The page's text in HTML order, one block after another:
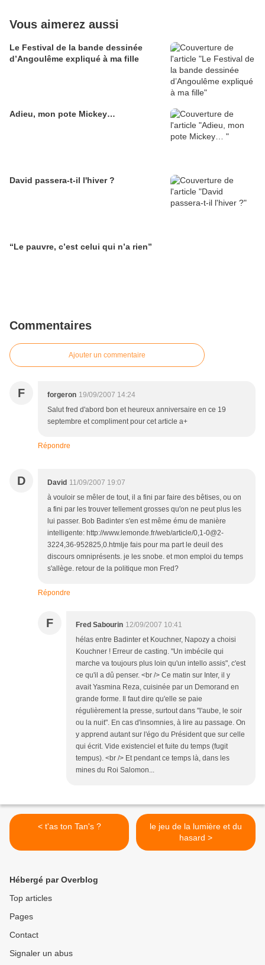
Vous aimerez aussi
Le Festival de la bande dessinée
d’Angoulême expliqué à ma fille
Adieu, mon pote Mickey…
David passera-t-il l'hiver ?
“Le pauvre, c’est celui qui n’a rien”
Commentaires
Ajouter un commentaire
F forgeron 19/09/2007 14:24
Salut fred d'abord bon et heureux anniversaire en ce 19
septembre et compliment pour cet article a+
Répondre
D David 11/09/2007 19:07
à vouloir se mêler de tout, il a fini par faire des bêtises, ou on
a fini par les trouver tellement grosses qu'on ne peut plus les
lui passer. Bob Badinter s'en est même ému de manière
intelligente: http://www.lemonde.fr/web/article/0,1-0@2-
3224,36-952825,0.htmlje fais pour ma part le deuil des
discours omniprésents. je les snobe. et mon emploi du temps
s'allège. retour de la politique mon Fred?
Répondre
F Fred Sabourin 12/09/2007 10:41
hélas entre Badinter et Kouchner, Napozy a choisi
Kouchner ! Erreur de casting. "Un imbécile qui
marche va toujours plus loin qu'un intello assis", c'est
ce qu'il a dû penser. <br /> Ce matin sur Inter, il y
avait Yasmina Reza, cuisinée par un Demorand en
grande forme. Il faut dire qu'elle se paie
régulièrement la presse, surtout dans "l'aube, le soir
ou la nuit". En cas d'insomnies, à lire au passage. On
y apprend autant sur l'égo du Président que sur celle
qui écrit. Vide existenciel et fuite du temps (fugit
tempus). <br /> Et pendant ce temps là, dans les
mines du Roi Salomon...
< t'as ton Tan's ?
le jeu de la lumière et du
hasard >
Hébergé par Overblog
Top articles
Pages
Contact
Signaler un abus